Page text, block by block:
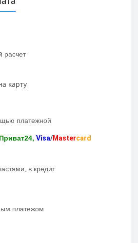
расчет
карту
платежной
Приват24, Visa/Mastercard
в кредит
платежом